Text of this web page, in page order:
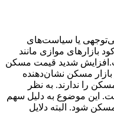
یا سیاست‌های
موازی مانند
شدید قیمت مسکن
مسکن نشان‌دهنده
را ندارند. به نظر
این موضوع به دلیل سهم
شود. البته دلایل